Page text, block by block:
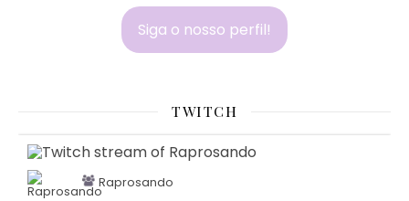
Siga o nosso perfil!
TWITCH
Raprosando